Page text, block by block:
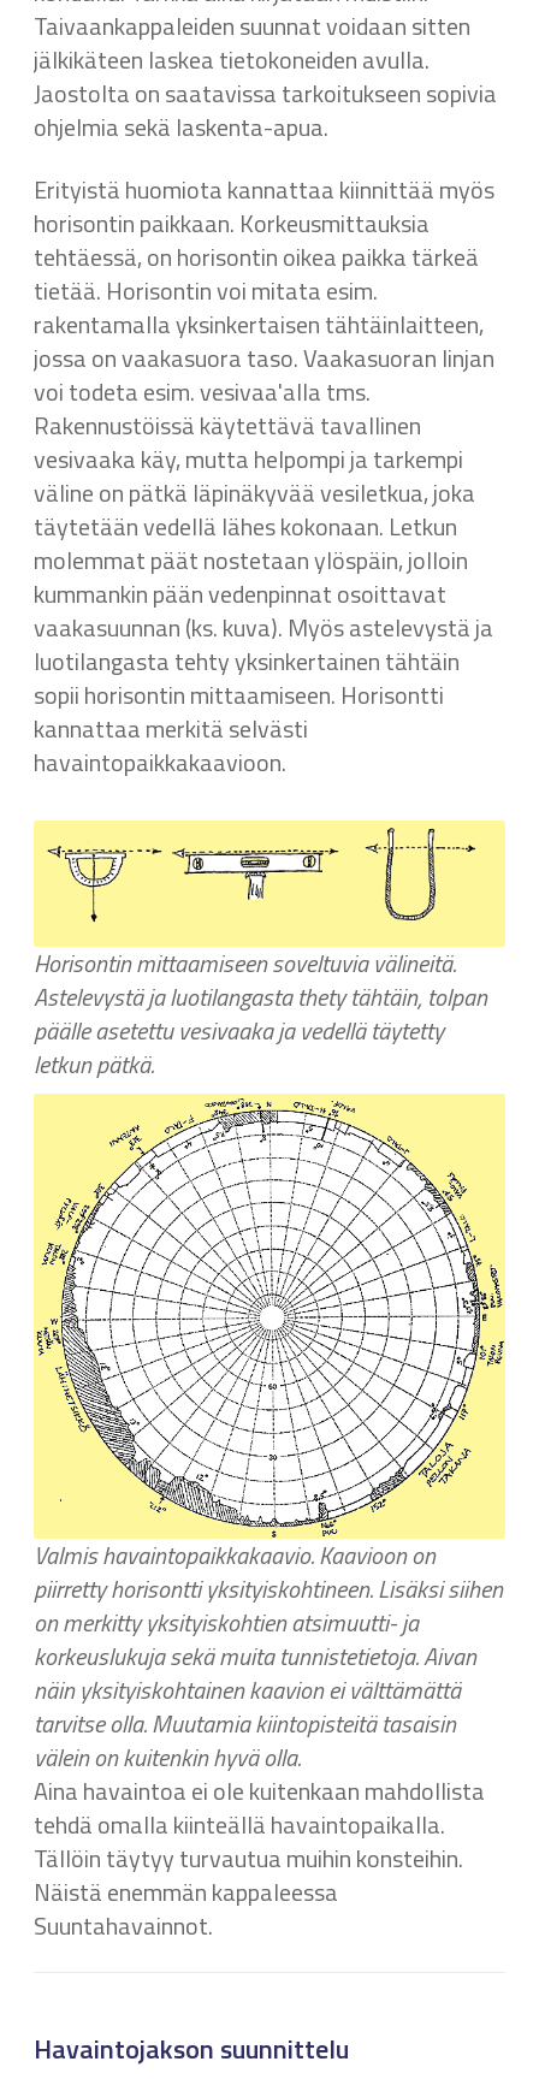
Taivaankappaleiden suunnat voidaan sitten
jälkikäteen laskea tietokoneiden avulla.
Jaostolta on saatavissa tarkoitukseen sopivia
ohjelmia sekä laskenta-apua.
Erityistä huomiota kannattaa kiinnittää myös
horisontin paikkaan. Korkeusmittauksia
tehtäessä, on horisontin oikea paikka tärkeä
tietää. Horisontin voi mitata esim.
rakentamalla yksinkertaisen tähtäinlaitteen,
jossa on vaakasuora taso. Vaakasuoran linjan
voi todeta esim. vesivaa'alla tms.
Rakennustöissä käytettävä tavallinen
vesivaaka käy, mutta helpompi ja tarkempi
väline on pätkä läpinäkyvää vesiletkua, joka
täytetään vedellä lähes kokonaan. Letkun
molemmat päät nostetaan ylöspäin, jolloin
kummankin pään vedenpinnat osoittavat
vaakasuunnan (ks. kuva). Myös astelevystä ja
luotilangasta tehty yksinkertainen tähtäin
sopii horisontin mittaamiseen. Horisontti
kannattaa merkitä selvästi
havaintopaikkakaavioon.
Horisontin mittaamiseen soveltuvia välineitä.
Astelevystä ja luotilangasta thety tähtäin, tolpan
päälle asetettu vesivaaka ja vedellä täytetty
letkun pätkä.
Valmis havaintopaikkakaavio. Kaavioon on
piirretty horisontti yksityiskohtineen. Lisäksi siihen
on merkitty yksityiskohtien atsimuutti- ja
korkeuslukuja sekä muita tunnistetietoja. Aivan
näin yksityiskohtainen kaavion ei välttämättä
tarvitse olla. Muutamia kiintopisteitä tasaisin
välein on kuitenkin hyvä olla.
Aina havaintoa ei ole kuitenkaan mahdollista
tehdä omalla kiinteällä havaintopaikalla.
Tällöin täytyy turvautua muihin konsteihin.
Näistä enemmän kappaleessa
Suuntahavainnot.
Havaintojakson suunnittelu